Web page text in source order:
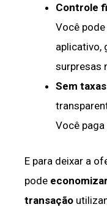
Controle
Você
aplicativo,
surpresas
Sem
Você
E para deixar a
pode
transação